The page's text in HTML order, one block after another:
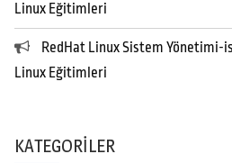
Linux Eğitimleri
RedHat Linux Sistem Yönetimi-
Linux Eğitimleri
KATEGORILER